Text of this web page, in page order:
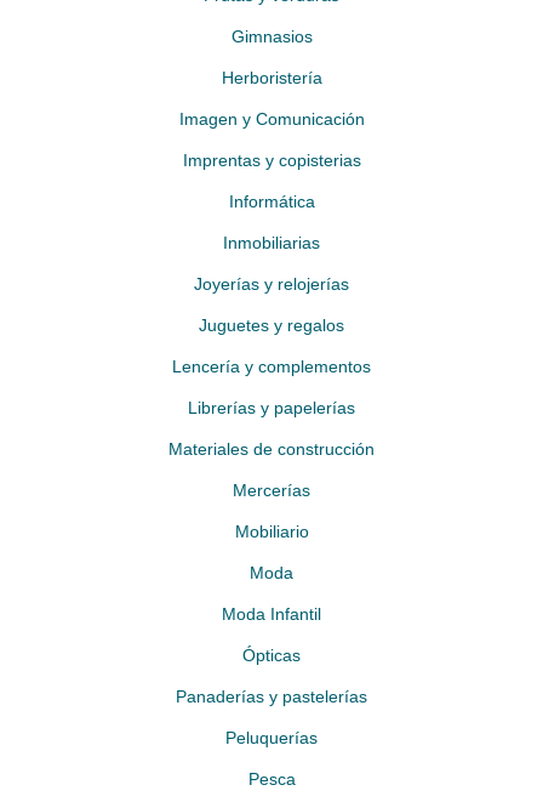
Gimnasios
Herboristería
Imagen y Comunicación
Imprentas y copisterias
Informática
Inmobiliarias
Joyerías y relojerías
Juguetes y regalos
Lencería y complementos
Librerías y papelerías
Materiales de construcción
Mercerías
Mobiliario
Moda
Moda Infantil
Ópticas
Panaderías y pastelerías
Peluquerías
Pesca